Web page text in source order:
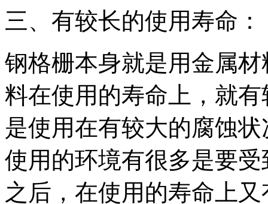
三、有较长的使用寿命：
钢格栅本身就是用金属
料在使用的寿命上，就
是使用在有较大的腐蚀
使用的环境有很多是要
之后，在使用的寿命上